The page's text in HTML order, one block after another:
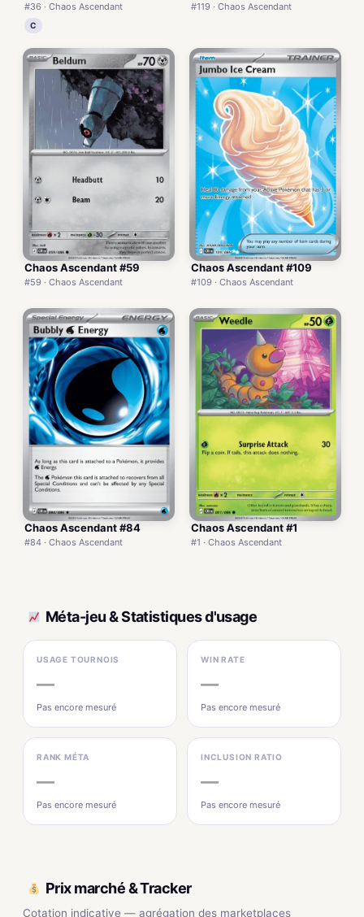
#36 · Chaos Ascendant
C
#119 · Chaos Ascendant
Chaos Ascendant #59
#59 · Chaos Ascendant
Chaos Ascendant #109
#109 · Chaos Ascendant
Chaos Ascendant #84
#84 · Chaos Ascendant
Chaos Ascendant #1
#1 · Chaos Ascendant
Méta-jeu & Statistiques d'usage
USAGE TOURNOIS
—
Pas encore mesuré
WIN RATE
—
Pas encore mesuré
RANK MÉTA
—
Pas encore mesuré
INCLUSION RATIO
—
Pas encore mesuré
Prix marché & Tracker
Cotation indicative — agrégation des marketplaces